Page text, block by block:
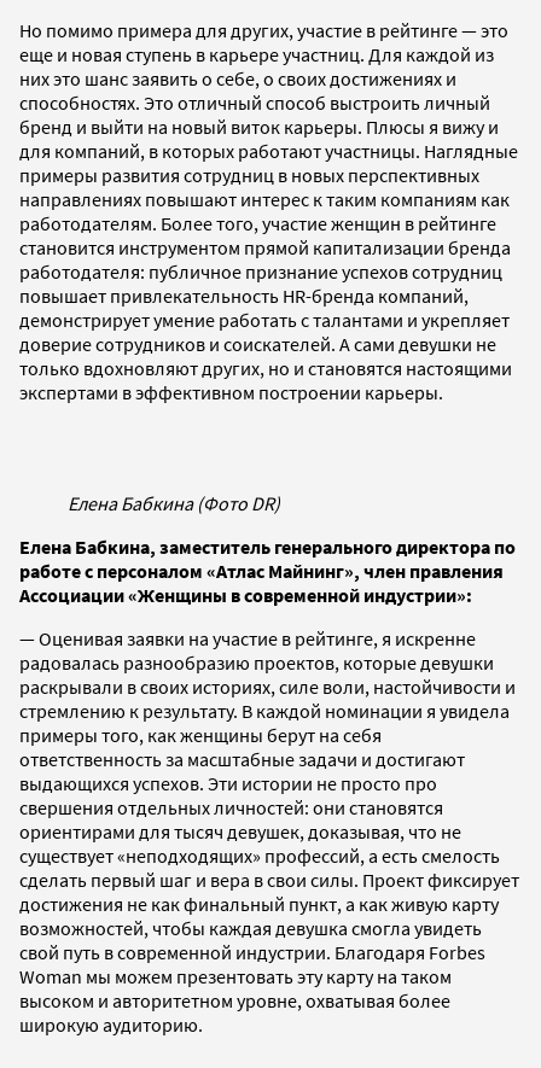
Но помимо примера для других, участие в рейтинге — это
еще и новая ступень в карьере участниц. Для каждой из
них это шанс заявить о себе, о своих достижениях и
способностях. Это отличный способ выстроить личный
бренд и выйти на новый виток карьеры. Плюсы я вижу и
для компаний, в которых работают участницы. Наглядные
примеры развития сотрудниц в новых перспективных
направлениях повышают интерес к таким компаниям как
работодателям. Более того, участие женщин в рейтинге
становится инструментом прямой капитализации бренда
работодателя: публичное признание успехов сотрудниц
повышает привлекательность HR-бренда компаний,
демонстрирует умение работать с талантами и укрепляет
доверие сотрудников и соискателей. А сами девушки не
только вдохновляют других, но и становятся настоящими
экспертами в эффективном построении карьеры.
Елена Бабкина (Фото DR)
Елена Бабкина, заместитель генерального директора по
работе с персоналом «Атлас Майнинг», член правления
Ассоциации «Женщины в современной индустрии»:
— Оценивая заявки на участие в рейтинге, я искренне
радовалась разнообразию проектов, которые девушки
раскрывали в своих историях, силе воли, настойчивости и
стремлению к результату. В каждой номинации я увидела
примеры того, как женщины берут на себя
ответственность за масштабные задачи и достигают
выдающихся успехов. Эти истории не просто про
свершения отдельных личностей: они становятся
ориентирами для тысяч девушек, доказывая, что не
существует «неподходящих» профессий, а есть смелость
сделать первый шаг и вера в свои силы. Проект фиксирует
достижения не как финальный пункт, а как живую карту
возможностей, чтобы каждая девушка смогла увидеть
свой путь в современной индустрии. Благодаря Forbes
Woman мы можем презентовать эту карту на таком
высоком и авторитетном уровне, охватывая более
широкую аудиторию.